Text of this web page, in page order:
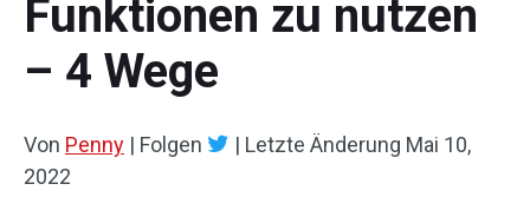
Funktionen zu nutzen
– 4 Wege
Von Penny | Folgen | Letzte Änderung Mai 10,
2022